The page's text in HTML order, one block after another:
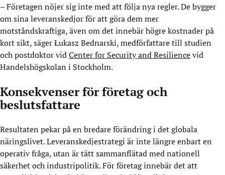
– Företagen nöjer sig inte med att följa nya regler. De bygger
om sina leveranskedjor för att göra dem mer
motståndskraftiga, även om det innebär högre kostnader på
kort sikt, säger Łukasz Bednarski, medförfattare till studien
och postdoktor vidCenter for Security and Resiliencevid
Handelshögskolan i Stockholm.
Konsekvenser för företag och
beslutsfattare
Resultaten pekar på en bredare förändring i det globala
näringslivet. Leveranskedjestrategi är inte längre enbart en
operativ fråga, utan är tätt sammanflätad med nationell
säkerhet och industripolitik. För företag innebär det att